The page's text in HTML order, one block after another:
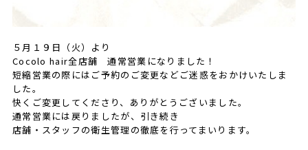
５月１９日（火）より
Cocolo hair全店舗 通常営業になりました！
短縮営業の際にはご予約のご変更などご迷惑をおかけいたしま
した。
快くご変更してくださり、ありがとうございました。
通常営業には戻りましたが、引き続き
店舗・スタッフの衛生管理の徹底を行ってまいります。